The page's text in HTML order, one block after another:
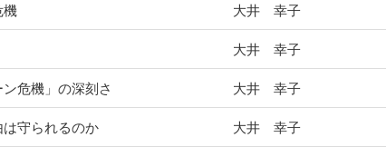
機 大井 幸子
大井 幸子
危機」の深刻さ 大井 幸子
守られるのか 大井 幸子